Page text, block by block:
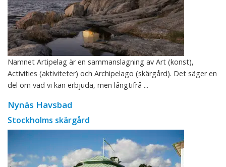
Namnet Artipelag är en sammanslagning av Art (konst),
Activities (aktiviteter) och Archipelago (skärgård). Det säger en
del om vad vi kan erbjuda, men långtifrå ...
Nynäs Havsbad
Stockholms skärgård